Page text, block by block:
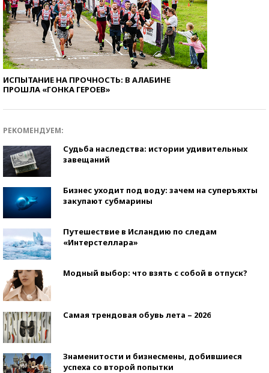
ИСПЫТАНИЕ НА ПРОЧНОСТЬ: В АЛАБИНЕ
ПРОШЛА «ГОНКА ГЕРОЕВ»
РЕКОМЕНДУЕМ:
Судьба наследства: истории удивительных
завещаний
Бизнес уходит под воду: зачем на суперъяхты
закупают субмарины
Путешествие в Исландию по следам
«Интерстеллара»
Модный выбор: что взять с собой в отпуск?
Самая трендовая обувь лета – 2026
Знаменитости и бизнесмены, добившиеся
успеха со второй попытки